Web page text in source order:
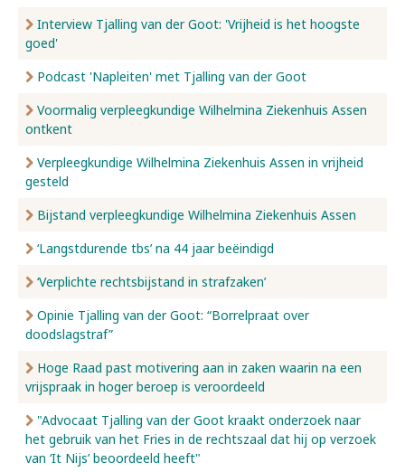
Interview Tjalling van der Goot: 'Vrijheid is het hoogste
goed'
Podcast 'Napleiten' met Tjalling van der Goot
Voormalig verpleegkundige Wilhelmina Ziekenhuis Assen
ontkent
Verpleegkundige Wilhelmina Ziekenhuis Assen in vrijheid
gesteld
Bijstand verpleegkundige Wilhelmina Ziekenhuis Assen
‘Langstdurende tbs’ na 44 jaar beëindigd
‘Verplichte rechtsbijstand in strafzaken’
Opinie Tjalling van der Goot: “Borrelpraat over
doodslagstraf”
Hoge Raad past motivering aan in zaken waarin na een
vrijspraak in hoger beroep is veroordeeld
"Advocaat Tjalling van der Goot kraakt onderzoek naar
het gebruik van het Fries in de rechtszaal dat hij op verzoek
van ‘It Nijs’ beoordeeld heeft"